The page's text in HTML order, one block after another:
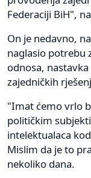
Federaciji BiH",
On je nedavno,
naglasio potrebu
odnosa,
zajedničkih
"Imat ćemo vrlo
političkim
intelektualaca
Mislim da je to
nekoliko dana.